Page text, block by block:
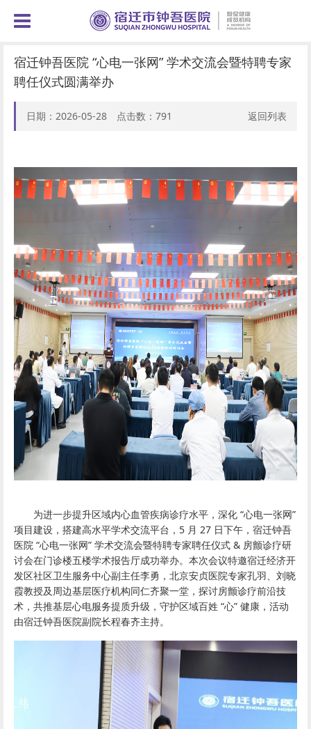
宿迁钟吾医院 “心电一张网” 学术交流会暨特聘专家
聘任仪式圆满举办
日期：2026-05-28 点击数： 791 返回列表
为进一步提升区域内心血管疾病诊疗水平，深化 “心电一张网”
项目建设，搭建高水平学术交流平台，5 月 27 日下午，宿迁钟吾
医院 “心电一张网” 学术交流会暨特聘专家聘任仪式 & 房颤诊疗研
讨会在门诊楼五楼学术报告厅成功举办。本次会议特邀宿迁经济开
发区社区卫生服务中心副主任李勇， 北京安贞医院专家孔羽、 刘晓
霞教授及周边基层医疗机构同仁齐聚一堂，探讨房颤诊疗前沿技
术， 共推基层心电服务提质升级，守护区域百姓 “心” 健康，活动
由宿迁钟吾医院副院长程春齐主持。